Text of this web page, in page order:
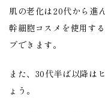
肌の老化は20代から進
幹細胞コスメを使用す
プできます。
また、30代半ば以降は
ょう。